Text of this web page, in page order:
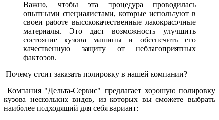
Важно, чтобы эта процедура проводилась
опытными специалистами, которые используют в
своей работе высококачественные лакокрасочные
материалы. Это даст возможность улучшить
состояние кузова машины и обеспечить его
качественную защиту от неблагоприятных
факторов.
Почему стоит заказать полировку в нашей компании?
Компания "Дельта-Сервис" предлагает хорошую полировку
кузова нескольких видов, из которых вы сможете выбрать
наиболее подходящий для себя вариант: